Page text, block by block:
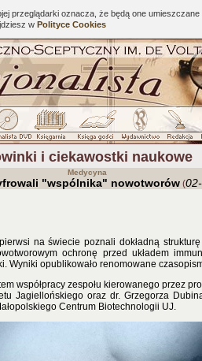
przeglądarki oznacza, że będą one
w Polityce Cookies
i ciekawostki naukowe
Medycyna
"wspólnika" nowotworów (
na świecie poznali dokładną
ochronę przed układem
Wyniki opublikowało renomowane
współpracy zespołu kierowanego przez
Jagiellońskiego oraz dr. Grzegorza
Centrum Biotechnologii UJ.